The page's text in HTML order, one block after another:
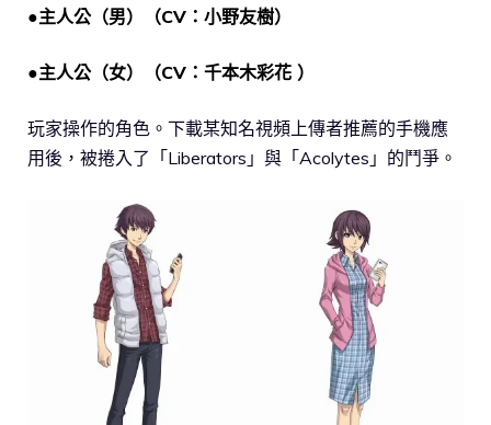
●主人公（男）（CV：小野友樹）
●主人公（女）（CV：千本木彩花 ）
玩家操作的角色。下載某知名視頻上傳者推薦的手機應
用後，被捲入了「Liberators」與「Acolytes」的鬥爭。